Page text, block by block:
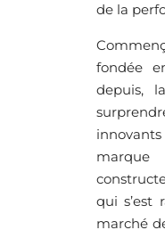
de la
fondée
depuis,
qui s’est
marché